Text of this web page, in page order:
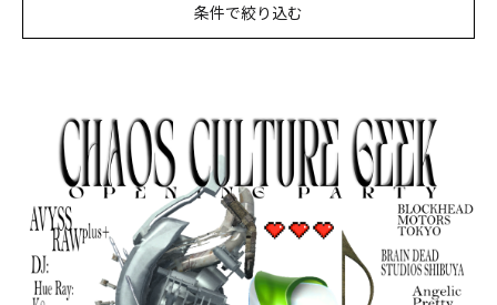
オンラインストア
条件で絞り込む